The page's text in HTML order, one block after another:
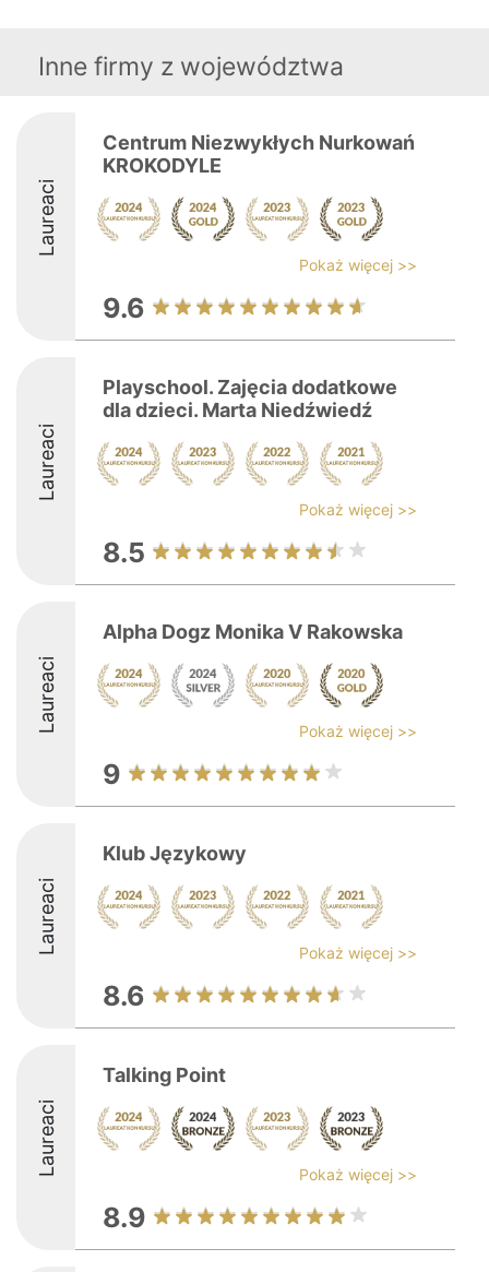
Inne firmy z województwa
Laureaci
Centrum Niezwykłych Nurkowań
KROKODYLE
Pokaż więcej >>
9.6
Laureaci
Playschool. Zajęcia dodatkowe
dla dzieci. Marta Niedźwiedź
Pokaż więcej >>
8.5
Laureaci
Alpha Dogz Monika V Rakowska
Pokaż więcej >>
9
Laureaci
Klub Językowy
Pokaż więcej >>
8.6
Laureaci
Talking Point
Pokaż więcej >>
8.9